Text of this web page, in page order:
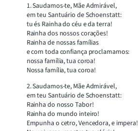
1. Saudamos-te, Mãe Admirável,
em teu Santuário de Schoenstatt:
tu és Rainha do céu e da terra!
Rainha dos nossos corações!
Rainha de nossas famílias
e com toda confiança proclamamos:
nossa família, tua coroa!
Nossa família, tua coroa!
2. Saudamos-te, Mãe Admirável,
em teu Santuário de Schoenstatt:
Rainha do nosso Tabor!
Rainha do mundo inteiro!
Empunha o cetro, Vencedora, e impera!